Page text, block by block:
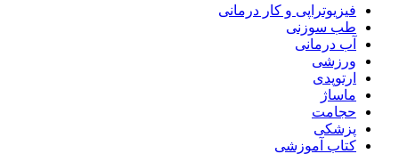
فیزیوتراپی و کار درمانی
طب سوزنی
آب درمانی
ورزشی
ارتوپدی
ماساژ
حجامت
پزشکی
کتاب آموزشی